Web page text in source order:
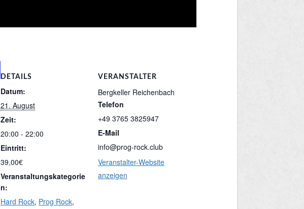
DETAILS
Datum:
21. August
Zeit:
20:00 - 22:00
Eintritt:
39,00€
Veranstaltungskategorie
n:
Hard Rock, Prog Rock,
VERANSTALTER
Bergkeller Reichenbach
Telefon
+49 3765 3825947
E-Mail
info@prog-rock.club
Veranstalter-Website
anzeigen